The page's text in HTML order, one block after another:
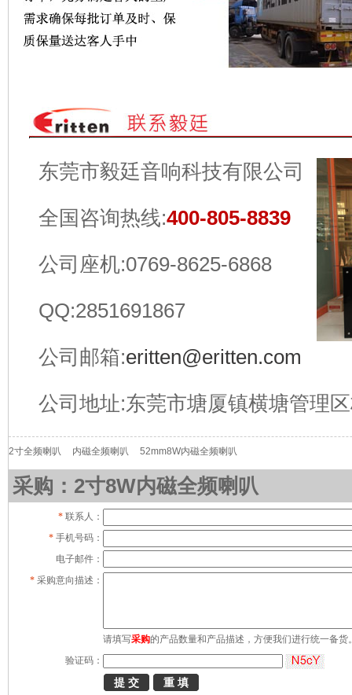
东莞市毅廷音响科技有限公司
全国咨询热线:400-805-8839
公司座机:0769-8625-6868
QQ:2851691867
公司邮箱:eritten@eritten.com
公司地址:东莞市塘厦镇横塘管理
2寸全频喇叭 内磁全频喇叭 52mm8W内磁全频喇叭
采购：2寸8W内磁全频喇叭
* 联系人：
* 手机号码：
电子邮件：
* 采购意向描述：
请填写采购的产品数量和产品描述，方便我们进行统一备货
验证码：